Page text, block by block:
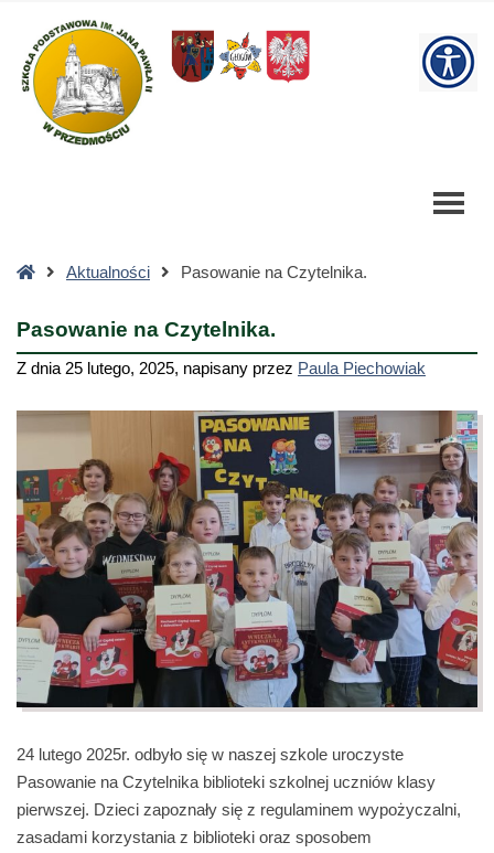
Czytelnika.
Szkoła
Podstawowa
StronaAktualności Pasowanie na Czytelnika.
Pasowanie na Czytelnika.
Z dnia 25 lutego, 2025, napisany przez Paula Piechowiak
24 lutego 2025r. odbyło się w naszej szkole uroczyste
Pasowanie na Czytelnika biblioteki szkolnej uczniów klasy
pierwszej. Dzieci zapoznały się z regulaminem wypożyczalni,
zasadami korzystania z biblioteki oraz sposobem